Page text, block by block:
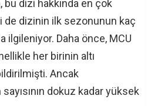
bu dizi hakkında en çok
de dizinin ilk sezonunun kaç
ilgileniyor. Daha önce, MCU
her birinin altı
Ancak
dokuz kadar yüksek